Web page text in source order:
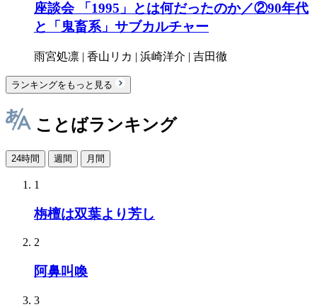
座談会 「1995」とは何だったのか／②90年代
と「鬼畜系」サブカルチャー
雨宮処凛 | 香山リカ | 浜崎洋介 | 吉田徹
ランキングをもっと見る
ことばランキング
24時間 週間 月間
1
栴檀は双葉より芳し
2
阿鼻叫喚
3